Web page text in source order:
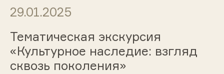
29.01.2025
Тематическая экскурсия
«Культурное наследие: взгляд
сквозь поколения»